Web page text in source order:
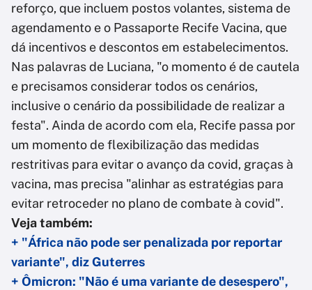
reforço, que incluem postos volantes, sistema de
agendamento e o Passaporte Recife Vacina, que
dá incentivos e descontos em estabelecimentos.
Nas palavras de Luciana, "o momento é de cautela
e precisamos considerar todos os cenários,
inclusive o cenário da possibilidade de realizar a
festa". Ainda de acordo com ela, Recife passa por
um momento de flexibilização das medidas
restritivas para evitar o avanço da covid, graças à
vacina, mas precisa "alinhar as estratégias para
evitar retroceder no plano de combate à covid".
Veja também:
+ "África não pode ser penalizada por reportar
variante", diz Guterres
+ Ômicron: "Não é uma variante de desespero",